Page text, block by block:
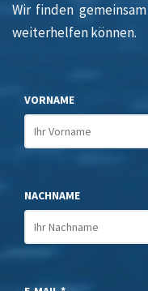
Wir finden
weiterhelfen können.
VORNAME
NACHNAME